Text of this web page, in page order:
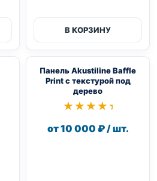
В КОРЗИНУ
Панель Akustiline Baffle
Print с текстурой под
дерево
★★★★★
★★★★★
от 10 000 ₽ / шт.